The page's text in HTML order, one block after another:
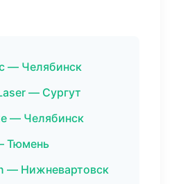
— Челябинск
— Сургут
— Челябинск
Тюмень
— Нижневартовск